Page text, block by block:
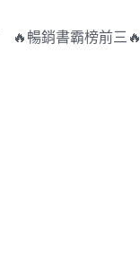
🔥暢銷書霸榜前三🔥